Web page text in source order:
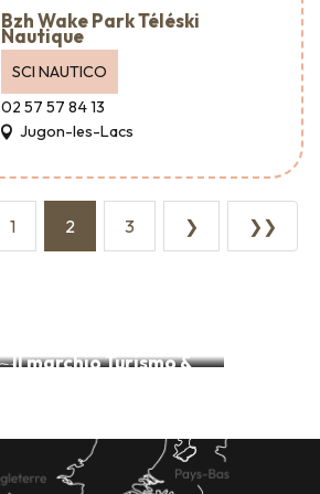
Bzh Wake Park Téléski
Nautique
SCI NAUTICO
02 57 57 84 13
Jugon-les-Lacs
1 2 3 ❯ ❯❯
Il marchio Turismo &